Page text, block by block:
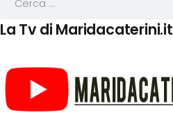
La Tv di Maridacaterini.it